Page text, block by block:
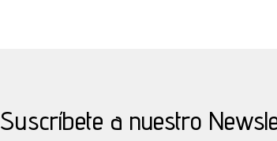
Suscríbete a nuestro